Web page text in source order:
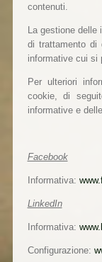
contenuti.
La gestione
di trattamento di
informative cui si
Per ulteriori
cookie, di
informative e
Facebook
Informativa:
LinkedIn
Informativa:
Configurazione: